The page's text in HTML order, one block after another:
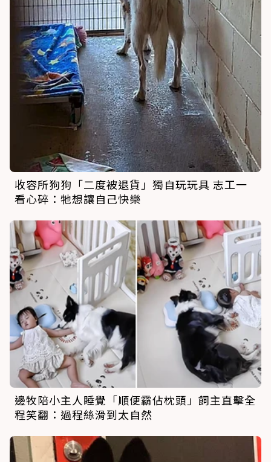
收容所狗狗「二度被退貨」獨自玩玩具 志工一
看心碎：牠想讓自己快樂
邊牧陪小主人睡覺「順便霸佔枕頭」飼主直擊全
程笑翻：過程絲滑到太自然